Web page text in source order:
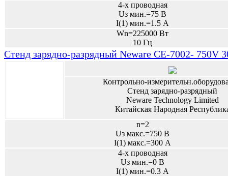
4-х проводная
Uз мин.=75 В
I(1) мин.=1.5 А
Wn=225000 Вт
10 Гц
Стенд зарядно-разрядный Neware CE-7002- 750V
Контрольно-
Стенд зарядно-разрядный
Neware Technology Limited
Китайская Народная
n=2
Uз макс.=750 В
I(1) макс.=300 А
4-х проводная
Uз мин.=0 В
I(1) мин.=0.3 А